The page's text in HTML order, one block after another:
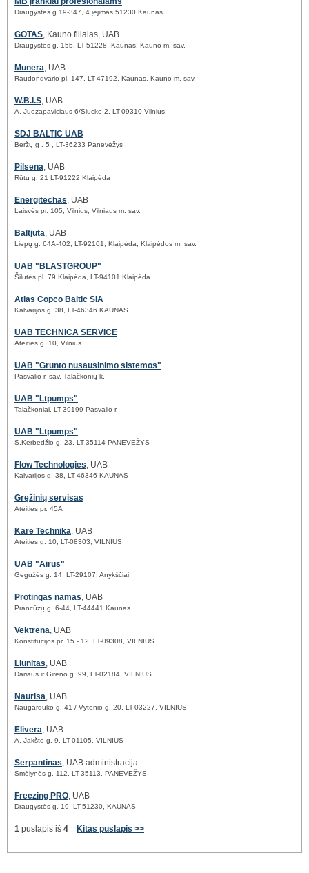
Draugystės g.19-347, 4 įėjimas 51230 Kaunas
GOTAS, Kauno filialas, UAB
Draugystės g. 15b, LT-51228, Kaunas, Kauno m. sav.
Munera, UAB
Raudondvario pl. 147, LT-47192, Kaunas, Kauno m. sav.
W.B.I.S, UAB
A. Juozapaviciaus 6/Slucko 2, LT-09310 Vilnius,
SDJ BALTIC UAB
Beržų g . 5 , LT-36233 Panevėžys ,
Pilsena, UAB
Rūtų g. 21 LT-91222 Klaipėda
Energitechas, UAB
Laisvės pr. 105, Vilnius, Vilniaus m. sav.
Baltjuta, UAB
Liepų g. 64A-402, LT-92101, Klaipėda, Klaipėdos m. sav.
UAB "BLASTGROUP"
Šilutės pl. 79 Klaipėda, LT-94101 Klaipėda
Atlas Copco Baltic SIA
Kalvarijos g. 38, LT-46346 KAUNAS
UAB TECHNICA SERVICE
Ateities g. 10, Vilnius
UAB "Grunto nusausinimo sistemos"
Pasvalio r. sav. Talačkonių k.
UAB "Ltpumps"
Talačkoniai, LT-39199 Pasvalio r.
UAB "Ltpumps"
S.Kerbedžio g. 23, LT-35114 PANEVĖŽYS
Flow Technologies, UAB
Kalvarijos g. 38, LT-46346 KAUNAS
Gręžinių servisas
Ateities pr. 45A
Kare Technika, UAB
Ateities g. 10, LT-08303, VILNIUS
UAB "Airus"
Gegužės g. 14, LT-29107, Anykščiai
Protingas namas, UAB
Prancūzų g. 6-44, LT-44441 Kaunas
Vektrena, UAB
Konstitucijos pr. 15 - 12, LT-09308, VILNIUS
Liunitas, UAB
Dariaus ir Girėno g. 99, LT-02184, VILNIUS
Naurisa, UAB
Naugarduko g. 41 / Vytenio g. 20, LT-03227, VILNIUS
Elivera, UAB
A. Jakšto g. 9, LT-01105, VILNIUS
Serpantinas, UAB administracija
Smėlynės g. 112, LT-35113, PANEVĖŽYS
Freezing PRO, UAB
Draugystės g. 19, LT-51230, KAUNAS
1 puslapis iš 4 Kitas puslapis >>